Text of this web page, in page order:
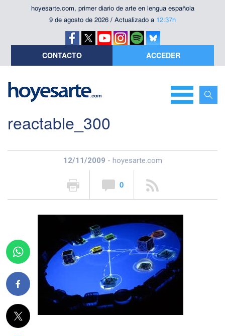
hoyesarte.com, primer diario de arte en lengua española
9 de agosto de 2026 / Actualizado a 12:37h
CONTACTO ACCEDER
reactable_300
12/11/2009 - hoyesarte.com
0